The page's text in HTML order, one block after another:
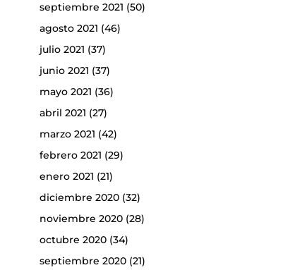
septiembre 2021 (50)
agosto 2021 (46)
julio 2021 (37)
junio 2021 (37)
mayo 2021 (36)
abril 2021 (27)
marzo 2021 (42)
febrero 2021 (29)
enero 2021 (21)
diciembre 2020(32)
noviembre 2020(28)
octubre 2020(34)
septiembre 2020(21)